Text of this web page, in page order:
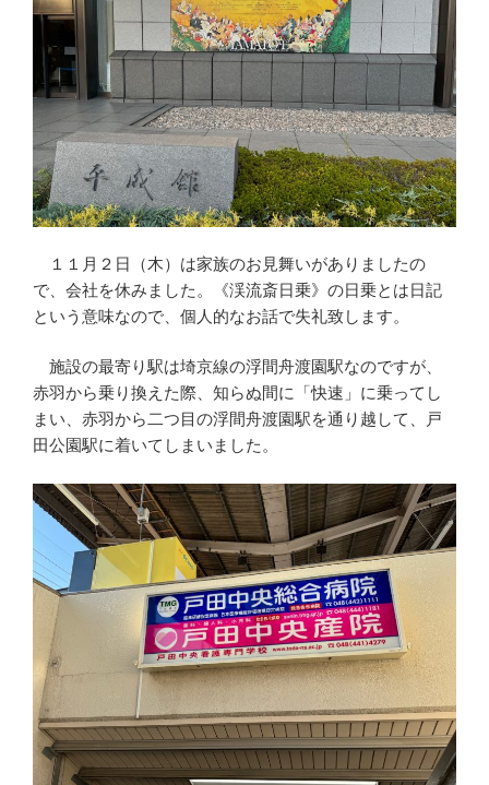
１１月２日（木）は家族のお見舞いがありましたの
で、会社を休みました。《渓流斎日乗》の日乗とは日記
という意味なので、個人的なお話で失礼致します。
施設の最寄り駅は埼京線の浮間舟渡園駅なのですが、
赤羽から乗り換えた際、知らぬ間に「快速」に乗ってし
まい、赤羽から二つ目の浮間舟渡園駅を通り越して、戸
田公園駅に着いてしまいました。